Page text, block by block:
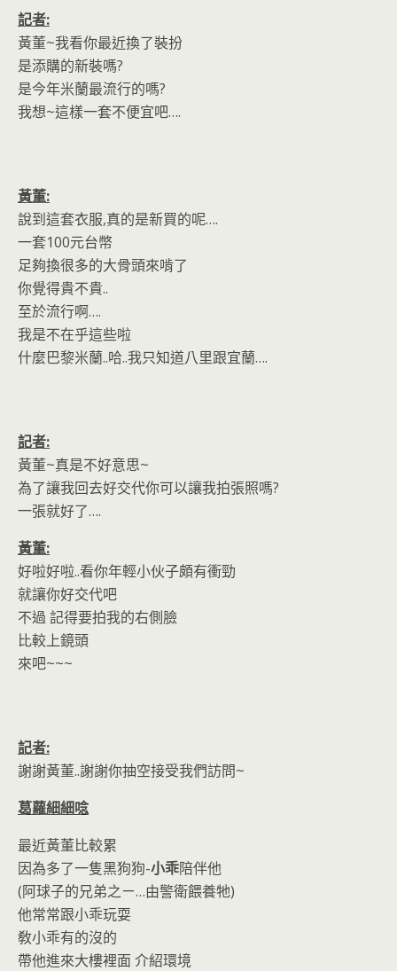
記者:
黃董~我看你最近換了裝扮
是添購的新裝嗎?
是今年米蘭最流行的嗎?
我想~這樣一套不便宜吧….
黃董:
說到這套衣服,真的是新買的呢….
一套100元台幣
足夠換很多的大骨頭來啃了
你覺得貴不貴..
至於流行啊….
我是不在乎這些啦
什麼巴黎米蘭..哈..我只知道八里跟宜蘭….
記者:
黃董~真是不好意思~
為了讓我回去好交代你可以讓我拍張照嗎?
一張就好了….
黃董:
好啦好啦..看你年輕小伙子頗有衝勁
就讓你好交代吧
不過 記得要拍我的右側臉
比較上鏡頭
來吧~~~
記者:
謝謝黃董..謝謝你抽空接受我們訪問~
葛蘿細細唸
最近黃董比較累
因為多了一隻黑狗狗-小乖陪伴他
(阿球子的兄弟之ㄧ…由警衛餵養牠)
他常常跟小乖玩耍
敎小乖有的沒的
帶他進來大樓裡面 介紹環境